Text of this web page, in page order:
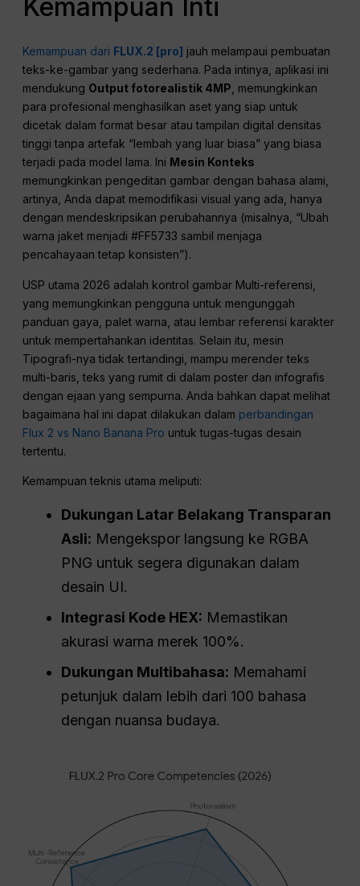
Kemampuan Inti
Kemampuan dari FLUX.2 [pro] jauh melampaui pembuatan
teks-ke-gambar yang sederhana. Pada intinya, aplikasi ini
mendukung Output fotorealistik 4MP , memungkinkan
para profesional menghasilkan aset yang siap untuk
dicetak dalam format besar atau tampilan digital densitas
tinggi tanpa artefak “lembah yang luar biasa” yang biasa
terjadi pada model lama. Ini Mesin Konteks
memungkinkan pengeditan gambar dengan bahasa alami,
artinya, Anda dapat memodifikasi visual yang ada, hanya
dengan mendeskripsikan perubahannya (misalnya, “Ubah
warna jaket menjadi #FF5733 sambil menjaga
pencahayaan tetap konsisten”).
USP utama 2026 adalah kontrol gambar Multi-referensi,
yang memungkinkan pengguna untuk mengunggah
panduan gaya, palet warna, atau lembar referensi karakter
untuk mempertahankan identitas. Selain itu, mesin
Tipografi-nya tidak tertandingi, mampu merender teks
multi-baris, teks yang rumit di dalam poster dan infografis
dengan ejaan yang sempurna. Anda bahkan dapat melihat
bagaimana hal ini dapat dilakukan dalam perbandingan
Flux 2 vs Nano Banana Pro untuk tugas-tugas desain
tertentu.
Kemampuan teknis utama meliputi:
Dukungan Latar Belakang Transparan
Asli: Mengekspor langsung ke RGBA
PNG untuk segera digunakan dalam
desain UI.
Integrasi Kode HEX: Memastikan
akurasi warna merek 100%.
Dukungan Multibahasa: Memahami
petunjuk dalam lebih dari 100 bahasa
dengan nuansa budaya.